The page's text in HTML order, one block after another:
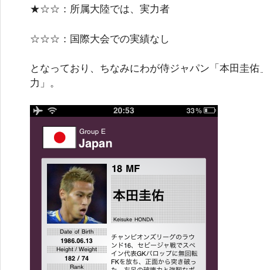
★☆☆：所属大陸では、実力者
☆☆☆：国際大会での実績なし
となっており、ちなみにわが侍ジャパン「本田
力」。